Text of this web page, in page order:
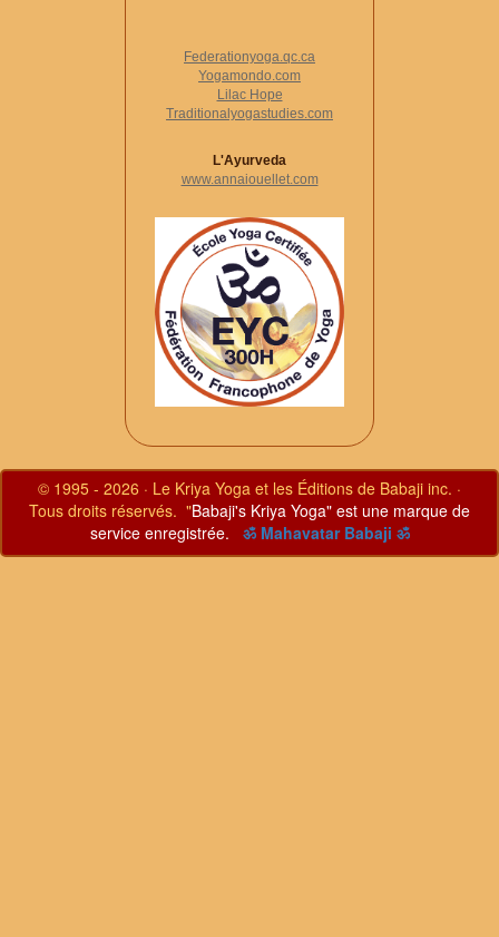
Federationyoga.qc.ca
Yogamondo.com
Lilac Hope
Traditionalyogastudies.com
L'Ayurveda
www.annaiouellet.com
© 1995 - 2026 · Le Kriya Yoga et les Éditions de Babaji inc. ·
Tous droits réservés. "Babaji's Kriya Yoga" est une marque de
service enregistrée.
ॐ Mahavatar Babaji ॐ